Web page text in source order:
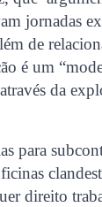
jornadas
de
é um
da
para
direito